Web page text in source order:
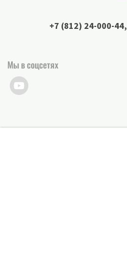
+7 (812) 24-000-44,
Мы в соцсетях